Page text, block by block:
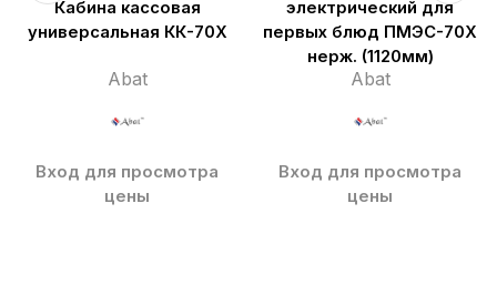
Кабина кассовая
универсальная КК-70Х
Abat
Вход для просмотра
цены
электрический для
первых блюд ПМЭС-70Х
нерж. (1120мм)
Abat
Вход для просмотра
цены